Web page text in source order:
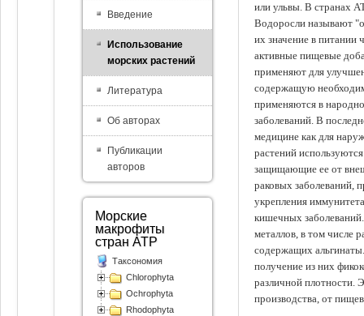
или ульвы. В странах
Водоросли называют
их значение в питании
активные пищевые
применяют для
содержащую
применяются в
заболеваний. В
медицине как для
растений
защищающие ее от
раковых заболеваний,
укрепления
кишечных
металлов, в том числе
содержащих
получение из них
различной плотности.
производства, от
Введение
Использование
морских растений
Литература
Об авторах
Публикации
авторов
Морские
макрофиты
стран АТР
Таксономия
Chlorophyta
Ochrophyta
Rhodophyta